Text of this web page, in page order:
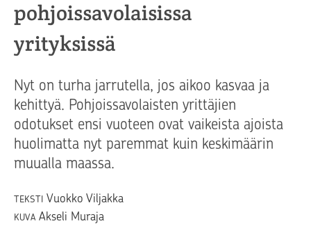
pohjoissavolaisissa
yrityksissä
Nyt on turha jarrutella, jos aikoo kasvaa ja
kehittyä. Pohjoissavolaisten yrittäjien
odotukset ensi vuoteen ovat vaikeista ajoista
huolimatta nyt paremmat kuin keskimäärin
muualla maassa.
TEKSTI Vuokko Viljakka
KUVA Akseli Muraja